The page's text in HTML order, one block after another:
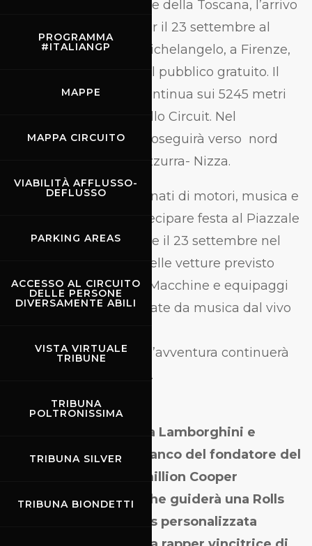
PROGRAMMA
#ITALIANGP
MAPPE
MAPPA CIRCUITO
VIABILITÀ AFFLUSSO-
DEFLUSSO
PARKING AREAS
ACCESSO AL CIRCUITO
DELLE PERSONE
DIVERSAMENTE ABILI
VISTA VIRTUALE
TRIBUNE
TRIBUNA
POLTRONISSIMA
TRIBUNA SILVER
TRIBUNA BIONDETTI
tappa italiana nel cuore della Toscana, l’arrivo
a Firenze è previsto per il 23 settembre al
suggestivo Piazzale Michelangelo, a Firenze,
dove si terrà un festival pubblico gratuito. Il
giorno dopo la sfida continua sui 5245 metri
del tracciato del Mugello Circuit. Nel
pomeriggio il circus proseguirà verso nord
over con CAP Costa Azzurra- Nizza.
La festa:Gli appassionati di motori, musica e
lifestyle potranno partecipare festa al Piazzale
Michelangelo, a Firenze il 23 settembre nel
momento dell’arrivo delle vetture previsto
dalle 20:00 alle 23:00. Macchine e equipaggi
sfileranno accompagnate da musica dal vivo
Mercoledì 24 mattina l’avventura continuerà
al Circuito del Mugello.
Elettra Lamborghini e
Afrojack saranno al fianco del fondatore del
Gumball 3000, Maximillion Cooper
(@MrGumball3000),
che guiderà una Rolls
Royce Cullinan Brabus personalizzata